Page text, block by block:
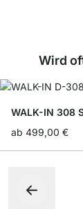
Wird
WALK-IN 308
ab 499,00 €